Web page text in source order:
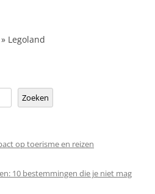
» Legoland
Zoeken
op toerisme en reizen
10 bestemmingen die je niet mag